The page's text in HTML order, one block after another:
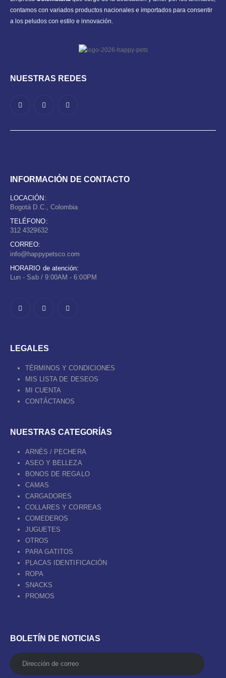
contamos con variados productos nacionales e importados para consentir
a los peludos con estilo e innovación.
NUESTRAS REDES
INFORMACIÓN DE CONTACTO
LOCACIÓN:
Bogotá D.C., Colombia
TELÉFONO:
312 4329632
CORREO:
info@happypetsco.com
HORARIO de atención:
Lun - Sab / 9:00AM - 6:00PM
LEGALES
TÉRMINOS Y CONDICIONES
MIS LISTA DE DESEOS
MI CUENTA
CONTÁCTANOS
NUESTRAS CATEGORÍAS
ARNÉS / PECHERA
ASEO Y BELLEZA
BONOS DE REGALO
CAMAS
CARGADORES
COLLARES Y CORREAS
COMEDEROS
JUGUETES
OTROS
PARA GATITOS
PLACAS IDENTIFICACIÓN
ROPA
SNACKS
PROMOS
BOLETÍN DE NOTICIAS